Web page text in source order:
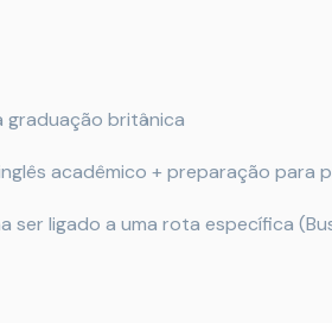
graduação britânica
acadêmico + preparação para
ligado a uma rota específica